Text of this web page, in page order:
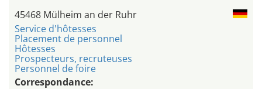
45468 Mülheim an der Ruhr
Service d'hôtesses
Placement de personnel
Hôtesses
Prospecteurs, recruteuses
Personnel de foire
Correspondance: